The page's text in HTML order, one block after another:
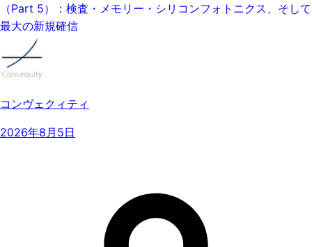
（Part 5）：検査・メモリー・シリコンフォトニクス、そして
最大の新規確信
コンヴェクィティ
2026年8月5日